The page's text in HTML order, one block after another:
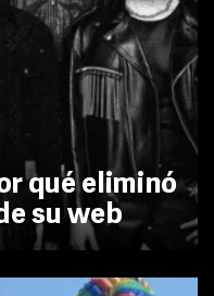
qué eliminó
su web